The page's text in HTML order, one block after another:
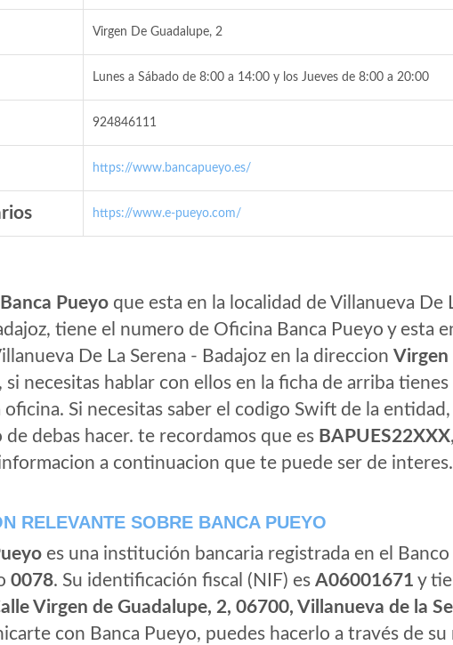
Virgen De Guadalupe, 2
Lunes a Sábado de 8:00 a 14:00 y los Jueves de 8:00 a 20:00
924846111
https://www.bancapueyo.es/
https://www.e-pueyo.com/
Banca Pueyo que esta en la localidad de Villanueva De
tiene el numero de Oficina Banca Pueyo y esta
De La Serena - Badajoz en la direccion Virgen
, si necesitas hablar con ellos en la ficha de arriba tienes
Si necesitas saber el codigo Swift de la entidad,
de debas hacer. te recordamos que es BAPUES22XXX
a continuacion que te puede ser de interes.
RELEVANTE SOBRE BANCA PUEYO
es una institución bancaria registrada en el Banco
0078. Su identificación fiscal (NIF) es A06001671 y
Virgen de Guadalupe, 2, 06700, Villanueva de la
con Banca Pueyo, puedes hacerlo a través de su